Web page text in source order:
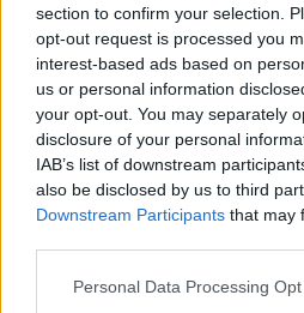
section to confirm your selection.
opt-out request is processed you
interest-based ads based on
us or personal information
your opt-out. You may separately
disclosure of your personal
IAB’s list of downstream
also be disclosed by us to third
Downstream Participants that may
Personal Data Processing